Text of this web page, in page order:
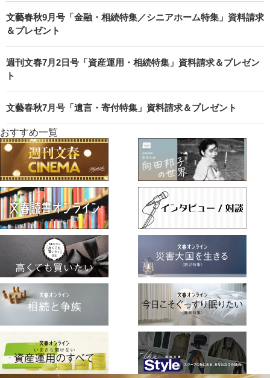
文藝春秋9月号「金融・相続特集／シニアホーム特集」資料請求
＆プレゼント
週刊文春7月2日号「資産運用・相続特集」資料請求＆プレゼン
ト
文藝春秋7月号「遺言・寄付特集」資料請求＆プレゼント
おすすめ一覧